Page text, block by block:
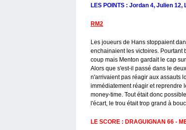
LES POINTS : Jordan 4, Julien
RM2
Les joueurs de Hans stoppaient
enchainaient les victoires. Pourtant
coup mais Menton gardait le cap
Alors que s'est-il passé dans le
n'arrivaient pas réagir aux assauts
immédiatement réagir et reprendre
money-time. Tout était donc
l'écart, le trou était trop grand à
LE SCORE : DRAGUIGNAN 66 -